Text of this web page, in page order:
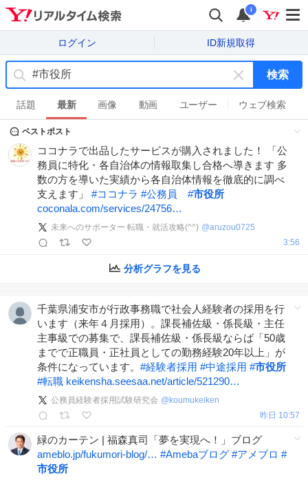
i
ログイン ID新規取得
キ
ー
ワ
ド
を
消
検索
話題 最新 画像 動画 ユーザー ウェブ検索
ベストポスト
ココナラで出品したサービスが購入されました！ 「公
務員に特化・各自治体の情報取集し合格へ導きます 多
数の方を導いた実績から各自治体情報を徹底的に調べ
支えます」 #ココナラ #公務員 #市役所
coconala.com/services/24756…
未来へのサポーター 転職・就活攻略(^^) @aruzou0725
3:56
分析グラフを見る
千葉県浦安市が行政事務職で社会人経験者の採用を行
います（来年４月採用）。課長補佐級・係長級・主任
主事級での募集で、課長補佐級・係長級ならば「50歳
までで正職員・正社員としての勤務経験20年以上」が
条件になっています。 #経験者採用 #中途採用 #市役所
#転職 keikensha.seesaa.net/article/521290…
公務員経験者採用試験研究会 @ koumukeiken
昨日 10:57
緑のカーテン | 福森真司「夢を実現へ！」ブログ
ameblo.jp/fukumori-blog/… #Amebaブログ #アメブロ #
市役所